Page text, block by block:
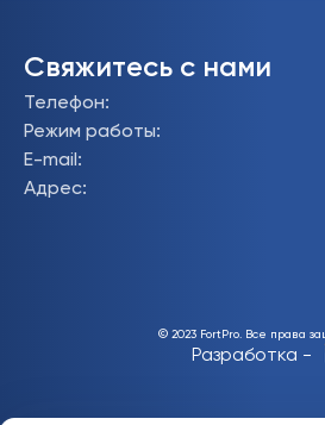
Свяжитесь с нами
Телефон:
Режим работы:
E-mail :
Адрес:
© 2023 FortPro. Все права
Разработка -